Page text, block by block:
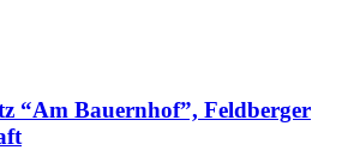
“Am Bauernhof”, Feldberger